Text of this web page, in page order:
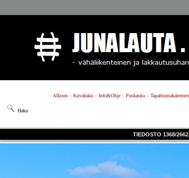
» Alkuun» Kuvahaku» Info&Ohje» Puskarata» Tapahtumakalenteri
Haku
TIEDOSTO 1368/2662